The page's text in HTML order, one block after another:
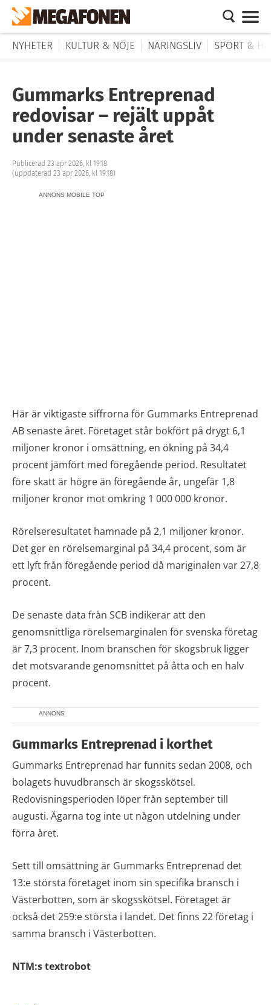
NYHETER KULTUR & NÖJE NÄRINGSLIV SPORT &
Gummarks Entreprenad
redovisar – rejält uppåt
under senaste året
Publicerad 23 apr 2026, kl 19:18
(uppdaterad 23 apr 2026, kl 19:18)
ANNONS MOBILE TOP
Här är viktigaste siffrorna för Gummarks Entreprenad
AB senaste året. Företaget står bokfört på drygt 6,1
miljoner kronor i omsättning, en ökning på 34,4
procent jämfört med föregående period. Resultatet
före skatt är högre än föregående år, ungefär 1,8
miljoner kronor mot omkring 1 000 000 kronor.
Rörelseresultatet hamnade på 2,1 miljoner kronor.
Det ger en rörelsemarginal på 34,4 procent, som är
ett lyft från föregående period då mariginalen var 27,8
procent.
De senaste data från SCB indikerar att den
genomsnittliga rörelsemarginalen för svenska företag
är 7,3 procent. Inom branschen för skogsbruk ligger
det motsvarande genomsnittet på åtta och en halv
procent.
ANNONS
Gummarks Entreprenad i korthet
Gummarks Entreprenad har funnits sedan 2008, och
bolagets huvudbransch är skogsskötsel.
Redovisningsperioden löper från september till
augusti. Ägarna tog inte ut någon utdelning under
förra året.
Sett till omsättning är Gummarks Entreprenad det
13:e största företaget inom sin specifika bransch i
Västerbotten, som är skogsskötsel. Företaget är
också det 259:e största i landet. Det finns 22 företag i
samma bransch i Västerbotten.
NTM:s textrobot